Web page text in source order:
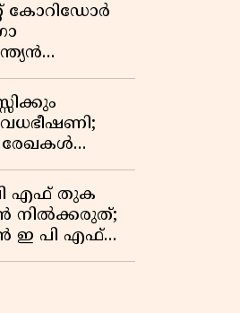
കോറിഡോർ
ഗതാഗതത്തിൽ
രേഖകൾ
പി എഫ് തുക
നിൽക്കരുത്;
ഇ പി എഫ്